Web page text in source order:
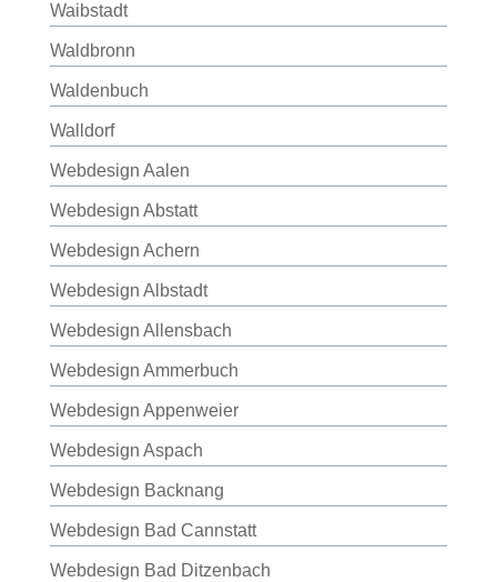
Waibstadt
Waldbronn
Waldenbuch
Walldorf
Webdesign Aalen
Webdesign Abstatt
Webdesign Achern
Webdesign Albstadt
Webdesign Allensbach
Webdesign Ammerbuch
Webdesign Appenweier
Webdesign Aspach
Webdesign Backnang
Webdesign Bad Cannstatt
Webdesign Bad Ditzenbach